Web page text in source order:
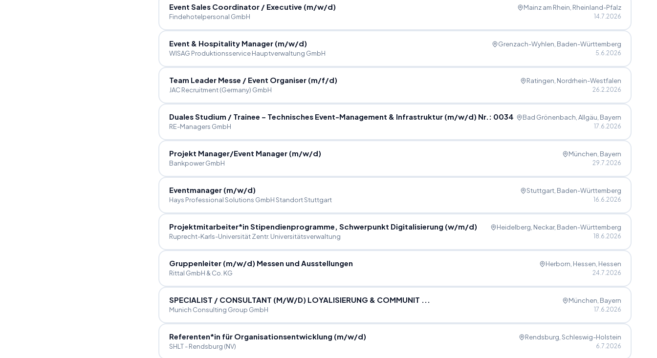
Event Sales Coordinator /Executive (m/w/d)
Findehotelpersonal GmbH
Mainz am Rhein , Rheinland-Pfalz
14.7.2026
Event & Hospitality Manager (m/w/d)
WISAG Produktionsservice Hauptverwaltung GmbH
Grenzach-Wyhlen , Baden-Württemberg
5.6.2026
Team Leader Messe /Event Organiser (m/f/d)
JAC Recruitment (Germany) GmbH
Ratingen , Nordrhein-Westfalen
26.2.2026
Duales Studium /Trainee – Technisches Event-Management & Infrastruktur (m/w/d) Nr.: 0034
RE-Managers GmbH
Bad Grönenbach, Allgäu , Bayern
17.6.2026
Projekt Manager/Event Manager (m/w/d)
Bankpower GmbH
München , Bayern
29.7.2026
Eventmanager (m/w/d)
Hays Professional Solutions GmbH Standort Stuttgart
Stuttgart, Baden-Württemberg
16.6.2026
Projektmitarbeiter*in Stipendienprogramme, Schwerpunkt Digitalisierung (w/m/d)
Ruprecht-Karls-Universität Zentr. Universitätsverwaltung
Heidelberg, Neckar, Baden-Württemberg
18.6.2026
Gruppenleiter (m/w/d) Messen und Ausstellungen
Rittal GmbH & Co. KG
Herborn, Hessen , Hessen
24.7.2026
SPECIALIST /CONSULTANT (M/W/D) LOYALISIERUNG & COMMUNIT ...
Munich Consulting Group GmbH
München , Bayern
17.6.2026
Referenten*in für Organisationsentwicklung (m/w/d)
SHLT - Rendsburg (NV)
Rendsburg , Schleswig-Holstein
6.7.2026